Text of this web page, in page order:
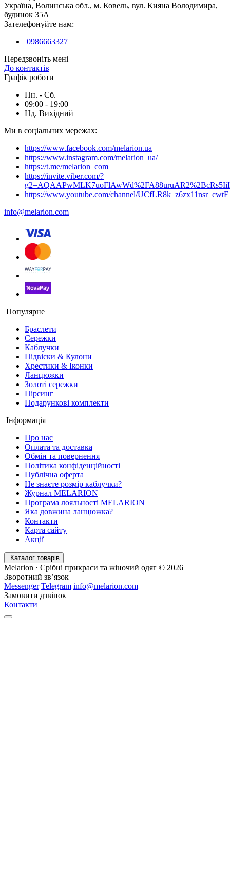
Україна, Волинська обл., м. Ковель, вул. Кияна Володимира,
будинок 35А
Зателефонуйте нам:
0986663327
Передзвоніть мені
До контактів
Графік роботи
Пн. - Сб.
09:00 - 19:00
Нд. Вихідний
Ми в соціальних мережах:
https://www.facebook.com/melarion.ua
https://www.instagram.com/melarion_ua/
https://t.me/melarion_com
https://invite.viber.com/?
https://www.youtube.com/channel/
info@melarion.com
Популярне
Браслети
Сережки
Каблучки
Підвіски & Кулони
Хрестики & Іконки
Ланцюжки
Золоті сережки
Пірсинг
Подарункові комплекти
Інформація
Про нас
Оплата та доставка
Обмін та повернення
Політика конфіденційності
Публічна оферта
Не знаєте розмір каблучки?
Журнал MELARION
Програма лояльності MELARION
Яка довжина ланцюжка?
Контакти
Карта сайту
Акції
Каталог товарів
Melarion · Срібні прикраси та жіночий одяг © 2026
Зворотний зв’язок
Messenger Telegram info@melarion.com
Замовити дзвінок
Контакти